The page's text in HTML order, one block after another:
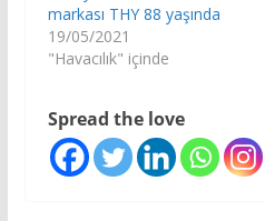
markası THY 88 yaşında
19/05/2021
"Havacılık" içinde
Spread the love